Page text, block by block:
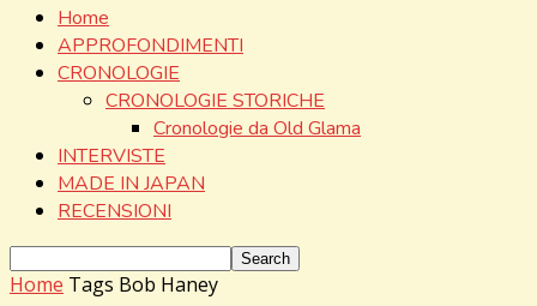
Home
APPROFONDIMENTI
CRONOLOGIE
CRONOLOGIE STORICHE
Cronologie da Old Glama
INTERVISTE
MADE IN JAPAN
RECENSIONI
Home Tags Bob Haney